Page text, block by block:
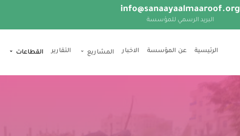
info@sanaayaalmaaroof.org
البريد الرسمي للمؤسسة
الرئيسية عن المؤسسة اﻻخبار المشاريع التقارير القطاعات